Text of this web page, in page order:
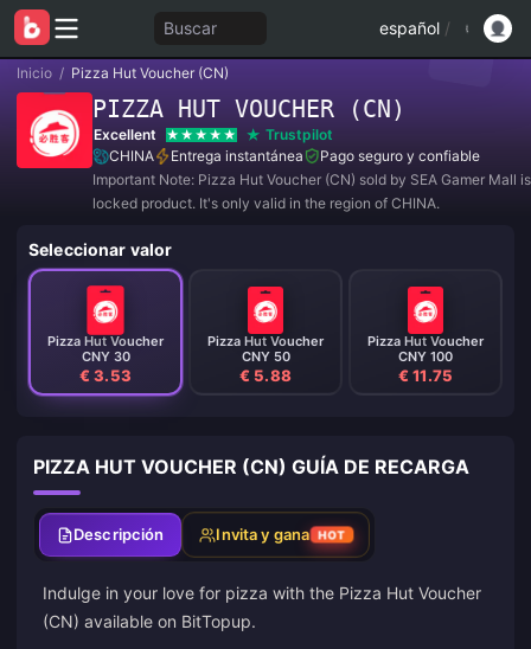
Buscar español /
Inicio / Pizza Hut Voucher (CN)
PIZZA HUT VOUCHER (CN)
Excellent
Trustpilot
CHINA
Entrega instantánea
Pago seguro y confiable
Important Note: Pizza Hut Voucher (CN) sold by SEA Gamer Mall
locked product. It's only valid in the region of CHINA.
Seleccionar valor
Pizza Hut Voucher
CNY 30
€ 3.53
Pizza Hut Voucher
CNY 50
€ 5.88
Pizza Hut Voucher
CNY 100
€ 11.75
PIZZA HUT VOUCHER (CN) GUÍA DE RECARGA
Descripción Invita y gana HOT
Indulge in your love for pizza with the Pizza Hut Voucher
(CN) available on BitTopup.